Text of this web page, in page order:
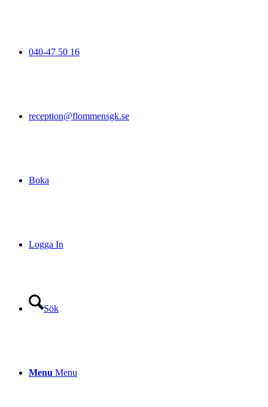
040-47 50 16
reception@flommensgk.se
Boka
Logga In
Sök
Menu Menu